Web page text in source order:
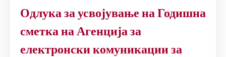
Одлука за усвојување на Годишна
сметка на Агенција за
електронски комуникации за